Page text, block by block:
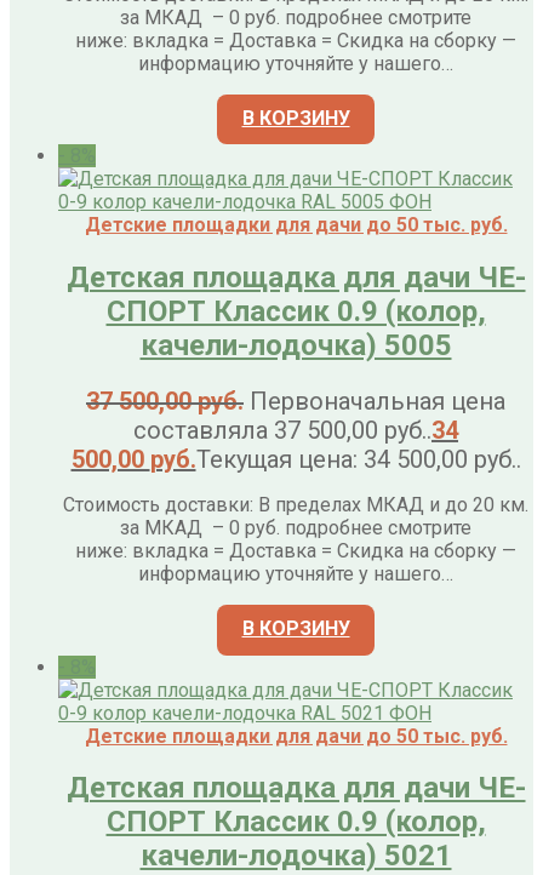
за МКАД – 0 руб. подробнее смотрите
ниже: вкладка = Доставка = Скидка на сборку —
информацию уточняйте у нашего…
В КОРЗИНУ
Детские площадки для дачи до 50 тыс. руб.
Детская площадка для дачи ЧЕ-
СПОРТ Классик 0.9 (колор,
качели-лодочка) 5005
37 500,00руб. Первоначальная цена
составляла 37 500,00 руб..34
500,00 руб.Текущая цена: 34 500,00 руб..
Стоимость доставки: В пределах МКАД и до 20 км.
за МКАД – 0 руб. подробнее смотрите
ниже: вкладка = Доставка = Скидка на сборку —
информацию уточняйте у нашего…
В КОРЗИНУ
Детские площадки для дачи до 50 тыс. руб.
Детская площадка для дачи ЧЕ-
СПОРТ Классик 0.9 (колор,
качели-лодочка) 5021